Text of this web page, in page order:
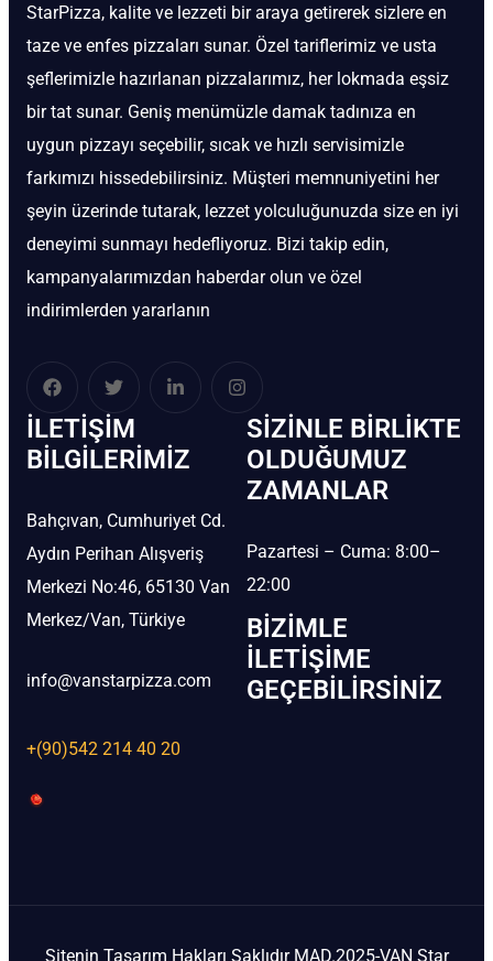
StarPizza, kalite ve lezzeti bir araya getirerek sizlere en
taze ve enfes pizzaları sunar. Özel tariflerimiz ve usta
şeflerimizle hazırlanan pizzalarımız, her lokmada eşsiz
bir tat sunar. Geniş menümüzle damak tadınıza en
uygun pizzayı seçebilir, sıcak ve hızlı servisimizle
farkımızı hissedebilirsiniz. Müşteri memnuniyetini her
şeyin üzerinde tutarak, lezzet yolculuğunuzda size en iyi
deneyimi sunmayı hedefliyoruz. Bizi takip edin,
kampanyalarımızdan haberdar olun ve özel
indirimlerden yararlanın
İLETIŞIM
BİLGILERIMIZ
Bahçıvan, Cumhuriyet Cd.
Aydın Perihan Alışveriş
Merkezi No:46, 65130 Van
Merkez/Van, Türkiye
info@vanstarpizza.com
+(90)542 214 40 20
SIZINLE BIRLIKTE
OLDUĞUMUZ
ZAMANLAR
Pazartesi – Cuma: 8:00–
22:00
BIZIMLE
İLETIŞIME
GEÇEBILIRSINIZ
Sitenin Tasarım Hakları Saklıdır MAD.2025-VAN Star